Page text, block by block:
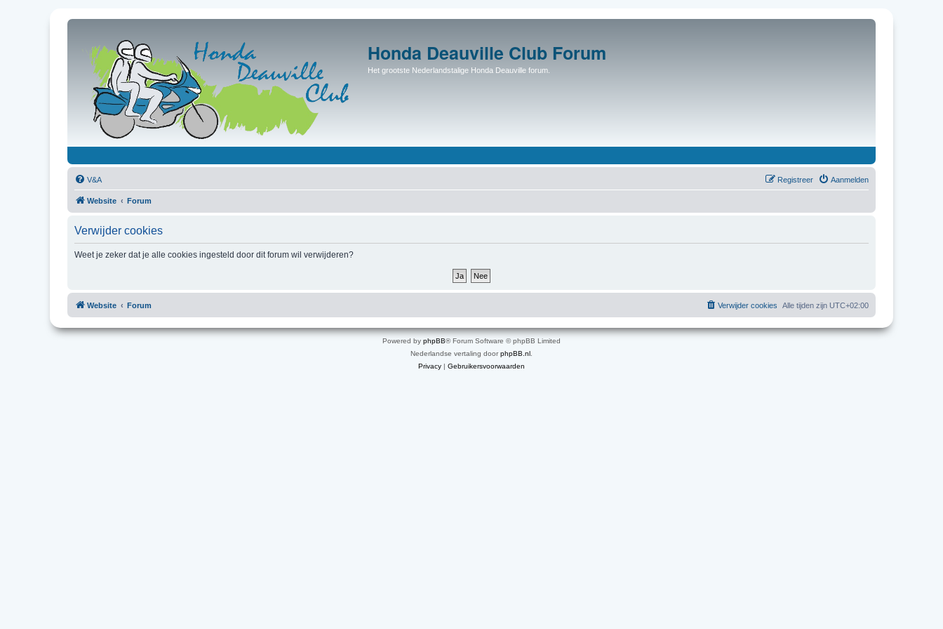
Honda Deauville Club Forum
Het grootste Nederlandstalige Honda Deauville forum.
V&A Aanmelden
Registreer
Website Forum
Verwijder cookies
Weet je zeker dat je alle cookies ingesteld door dit forum wil verwijderen?
Website Forum Alle tijden zijn UTC+02:00
Verwijder cookies
Powered by phpBB® Forum Software © phpBB Limited
Nederlandse vertaling doorphpBB.nl
Privacy | Gebruikersvoorwaarden